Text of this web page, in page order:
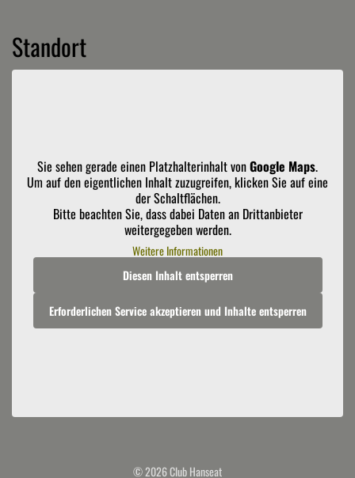
Standort
Sie sehen gerade einen Platzhalterinhalt vonGoogle Maps.
Um auf den eigentlichen Inhalt zuzugreifen, klicken Sie auf eine
der Schaltflächen.
Bitte beachten Sie, dass dabei Daten an Drittanbieter
weitergegeben werden.
Weitere Informationen
Diesen Inhalt entsperren
Erforderlichen Service akzeptieren und Inhalte entsperren
© 2026 Club Hanseat